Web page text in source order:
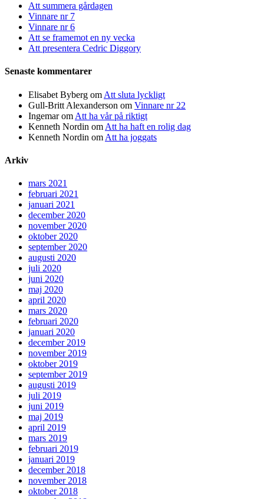
Att summera gårdagen
Vinnare nr 7
Vinnare nr 6
Att se framemot en ny vecka
Att presentera Cedric Diggory
Senaste kommentarer
Elisabet Byberg om Att sluta lyckligt
Gull-Britt Alexanderson om Vinnare nr 22
Ingemarom Att ha vår på riktigt
Kenneth Nordin om Att ha haft en rolig dag
Kenneth Nordin om Att ha joggats
Arkiv
mars 2021
februari 2021
januari 2021
december 2020
november 2020
oktober 2020
september 2020
augusti 2020
juli 2020
juni 2020
maj 2020
april 2020
mars 2020
februari 2020
januari 2020
december 2019
november 2019
oktober 2019
september 2019
augusti 2019
juli 2019
juni 2019
maj 2019
april 2019
mars 2019
februari 2019
januari 2019
december 2018
november 2018
oktober 2018